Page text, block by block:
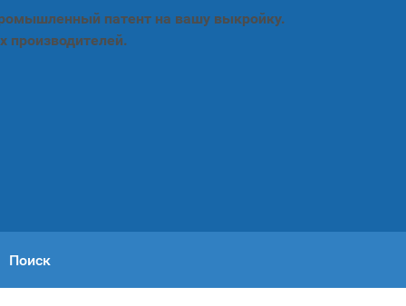
патент на вашу выкройку.
производителей.
Поиск